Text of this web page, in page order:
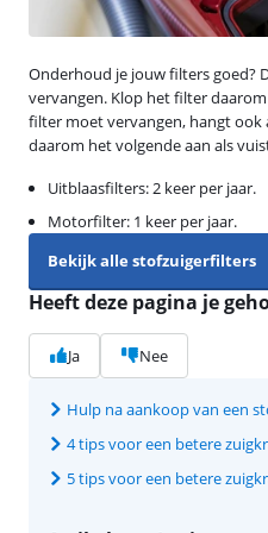
Onderhoud je jouw filters goed?
vervangen. Klop het filter
filter moet vervangen, hangt ook
daarom het volgende aan als
Uitblaasfilters: 2 keer per jaar.
Motorfilter: 1 keer per jaar.
Bekijk alle stofzuigerfilters
Heeft deze pagina je
Ja Nee
Hulp na aankoop van een
4 tips voor een betere
5 tips voor een betere